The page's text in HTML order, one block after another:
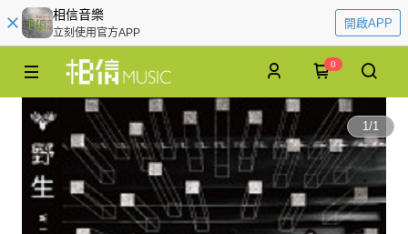
相信音樂
立刻使用官方APP
開啟APP
0
1/1